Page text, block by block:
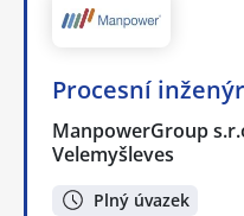
Procesní
ManpowerGroup
Velemyšleves
Plný úvazek